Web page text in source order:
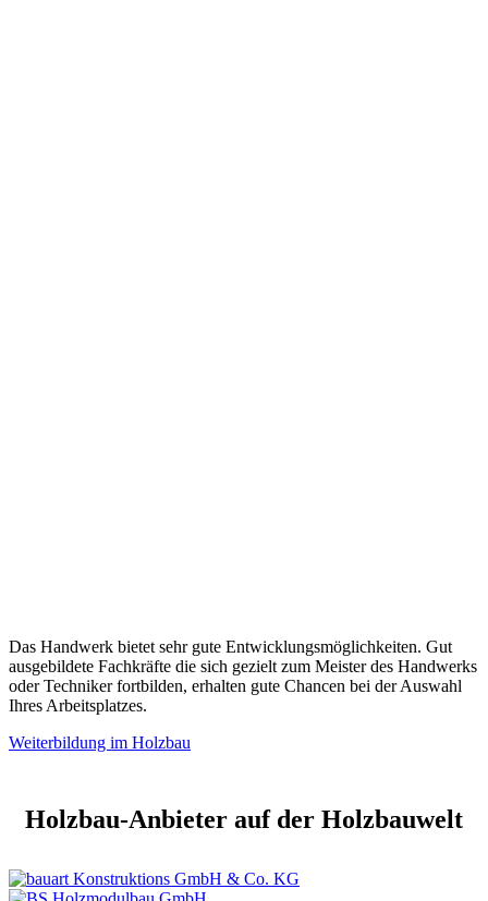
Das Handwerk bietet sehr gute Entwicklungsmöglichkeiten. Gut
ausgebildete Fachkräfte die sich gezielt zum Meister des Handwerks
oder Techniker fortbilden, erhalten gute Chancen bei der Auswahl
Ihres Arbeitsplatzes.
Weiterbildung im Holzbau
Holzbau-Anbieter auf der Holzbauwelt